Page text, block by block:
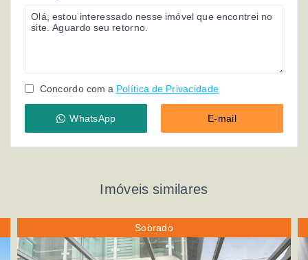
Concordo com a Política de Privacidade
WhatsApp E-mail
Imóveis similares
Sobrado